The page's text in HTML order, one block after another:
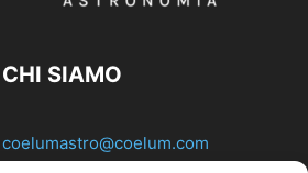
CHI SIAMO
coelumastro@coelum.com